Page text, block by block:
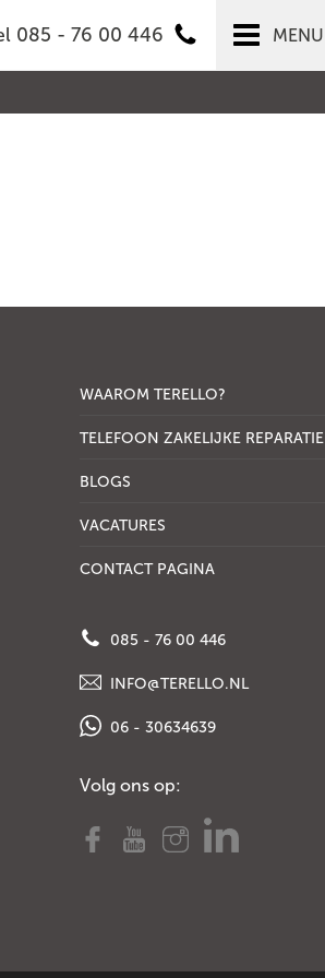
085 - 76 00 446 MENU
WAAROM TERELLO?
TELEFOON ZAKELIJKE REPARATIE
BLOGS
VACATURES
CONTACT PAGINA
085 - 76 00 446
INFO@TERELLO.NL
06 - 30634639
Volg ons op: